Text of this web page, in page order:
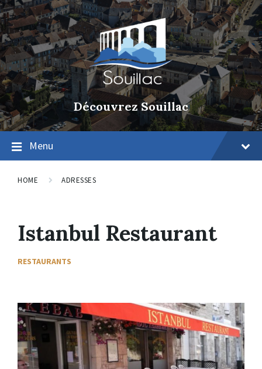
Découvrez Souillac
Menu
HOME ADRESSES
Istanbul Restaurant
RESTAURANTS